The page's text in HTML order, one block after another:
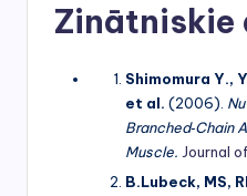
Zinātniskie
Shimomura Y.,
et al. (2006).
Branched‑Chain
Muscle. Journal
B.Lubeck, MS,